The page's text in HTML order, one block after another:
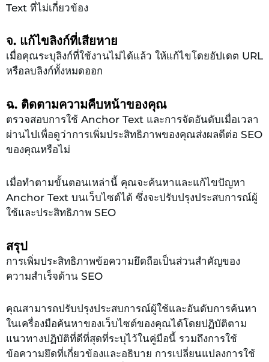
Text ที่ไม่เกี่ยวข้อง
จ. แก้ไขลิงก์ที่เสียหาย
เมื่อคุณระบุลิงก์ที่ใช้งานไม่ได้แล้ว ให้แก้ไขโดยอัปเดต URL
หรือลบลิงก์ทั้งหมดออก
ฉ. ติดตามความคืบหน้าของคุณ
ตรวจสอบการใช้ Anchor Text และการจัดอันดับเมื่อเวลา
ผ่านไปเพื่อดูว่าการเพิ่มประสิทธิภาพของคุณส่งผลดีต่อ SEO
ของคุณหรือไม่
เมื่อทำตามขั้นตอนเหล่านี้ คุณจะค้นหาและแก้ไขปัญหา
Anchor Text บนเว็บไซต์ได้ ซึ่งจะปรับปรุงประสบการณ์ผู้
ใช้และประสิทธิภาพ SEO
สรุป
การเพิ่มประสิทธิภาพข้อความยึดถือเป็นส่วนสำคัญของ
ความสำเร็จด้าน SEO
คุณสามารถปรับปรุงประสบการณ์ผู้ใช้และอันดับการค้นหา
ในเครื่องมือค้นหาของเว็บไซต์ของคุณได้โดยปฏิบัติตาม
แนวทางปฏิบัติที่ดีที่สุดที่ระบุไว้ในคู่มือนี้ รวมถึงการใช้
ข้อความยึดที่เกี่ยวข้องและอธิบาย การเปลี่ยนแปลงการใช้